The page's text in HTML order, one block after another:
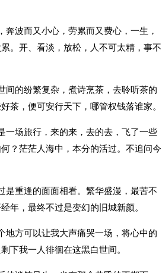
波而又小心，劳累而又费心，一生，
。开、看淡，放松，人不可太精，事不
间的纷繁复杂，煮诗烹茶，去聆听茶的
茶，便可安行天下，哪管权钱落谁家。
一场旅行，来的来，去的去，飞了一些
？茫茫人海中，本分的活过。不追问今
是重逢的面面相看。繁华盛漫，最苦不
年，最终不过是变幻的旧城新颜。
地方可以让我大声痛哭一场，将心中的
下我一人徘徊在这黑白世间。